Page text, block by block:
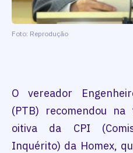
Foto: Reprodução
O vereador
(PTB) recomendou
oitiva da CPI
Inquérito) da Homex,